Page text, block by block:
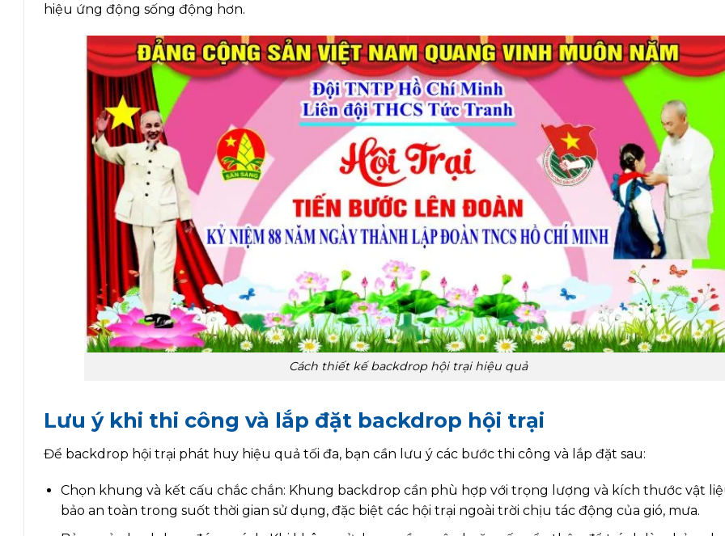
hiệu ứng động sống động hơn.
Cách thiết kế backdrop hội trại hiệu quả
Lưu ý khi thi công và lắp đặt backdrop hội trại
Để backdrop hội trại phát huy hiệu quả tối đa, bạn cần lưu ý các bước thi công và lắp đặt sau:
Chọn khung và kết cấu chắc chắn: Khung backdrop cần phù hợp với trọng lượng và kích thước vật
bảo an toàn trong suốt thời gian sử dụng, đặc biệt các hội trại ngoài trời chịu tác động của gió, mưa.